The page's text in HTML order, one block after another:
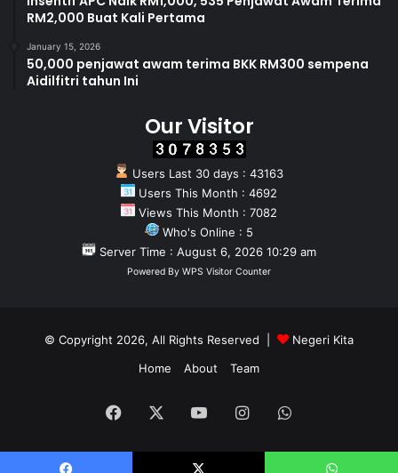
RM2,000 Buat Kali Pertama
January 15, 2026
50,000 penjawat awam terima BKK RM300 sempena
Aidilfitri tahun Ini
Our Visitor
Users Last 30 days : 43163
Users This Month : 4692
Views This Month : 7082
Who's Online : 5
Server Time : August 6, 2026 10:29 am
Powered By WPS Visitor Counter
© Copyright 2026, All Rights Reserved |
Negeri Kita
Home
About Team
Facebook YouTubeInstagramWhatsApp